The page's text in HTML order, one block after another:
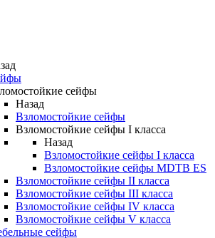
сейфы
Назад
Взломостойкие сейфы
Взломостойкие сейфы I класса
Назад
Взломостойкие сейфы I класса
Взломостойкие сейфы MDTB ES
Взломостойкие сейфы II класса
Взломостойкие сейфы III класса
Взломостойкие сейфы IV класса
Взломостойкие сейфы V класса
сейфы